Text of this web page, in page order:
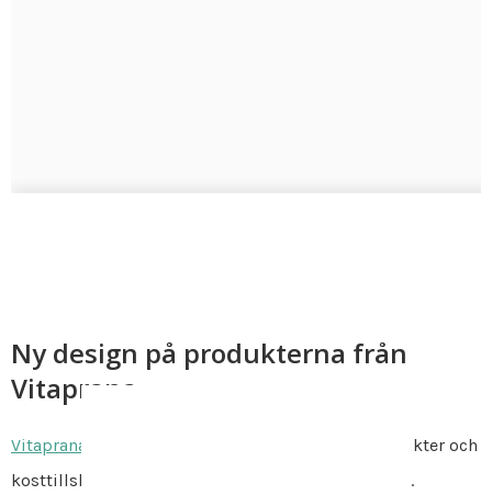
Ny design på produkterna från
Vitaprana
Vitaprana
är Bodystores eget märke av hälsoprodukter och
kosttillskott. Mycket prisvärda kvalitetsprodukter.